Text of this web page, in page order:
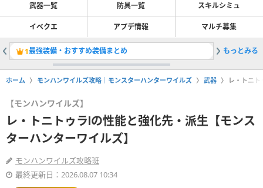
武器一覧 防具一覧 スキルシミュ
イベクエ アプデ情報 マルチ募集
1最強装備・おすすめ装備まとめ 2操虫棍
もっとみる
ホーム モンハンワイルズ攻略｜モンスターハンターワイルズ 武器 レ・トニ
【モンハンワイルズ】
レ・トニトゥラⅠの性能と強化先・派生【モンス
ターハンターワイルズ】
モンハンワイルズ攻略班
最終更新日：2026.08.07 10:34